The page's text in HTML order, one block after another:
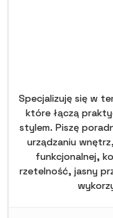
Specjalizuję się w
które łączą
stylem. Piszę
urządzaniu
funkcjonalnej,
rzetelność, jasny